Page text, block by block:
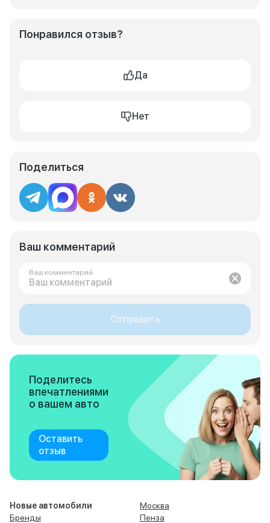
Понравился отзыв?
Да
Нет
Поделиться
Ваш комментарий
Ваш комментарий
Отправить
Поделитесь
впечатлениями
о вашем авто
Оставить
отзыв
Новые автомобили
Бренды
Москва
Пенза